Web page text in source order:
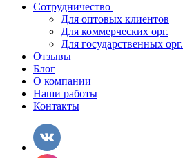
Сотрудничество
Для оптовых клиентов
Для коммерческих орг.
Для государственных орг.
Отзывы
Блог
О компании
Наши работы
Контакты